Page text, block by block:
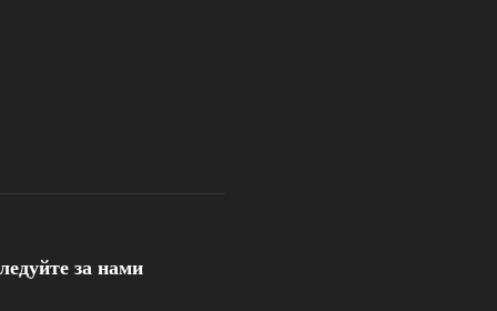
за нами